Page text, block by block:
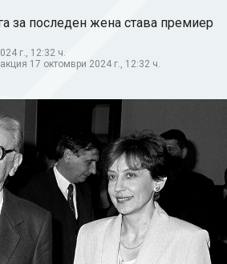
за последен жена става премиер
г., 12:32 ч.
17 октомври 2024 г., 12:32 ч.